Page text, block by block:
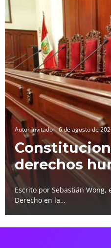
Autor Invitado 6 de agosto de
derechos
Escrito por Sebastián
Derecho en la…